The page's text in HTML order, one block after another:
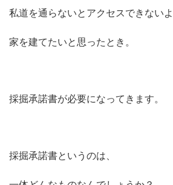
私道を通らないとアクセスできないよ
家を建てたいと思ったとき。
採掘承諾書が必要になってきます。
採掘承諾書というのは、